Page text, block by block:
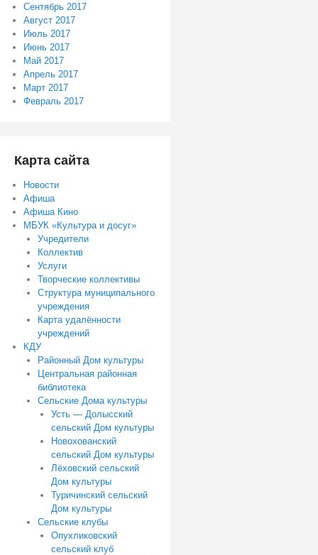
Сентябрь 2017
Август 2017
Июль 2017
Июнь 2017
Май 2017
Апрель 2017
Март 2017
Февраль 2017
Карта сайта
Новости
Афиша
Афиша Кино
МБУК «Культура и досуг»
Учредители
Коллектив
Услуги
Творческие коллективы
Структура муниципального
учреждения
Карта удалённости
учреждений
КДУ
Районный Дом культуры
Центральная районная
библиотека
Сельские Дома культуры
Усть — Долысский
сельский Дом культуры
Новохованский
сельский Дом культуры
Лёховский сельский
Дом культуры
Туричинский сельский
Дом культуры
Сельские клубы
Опухликовский
сельский клуб